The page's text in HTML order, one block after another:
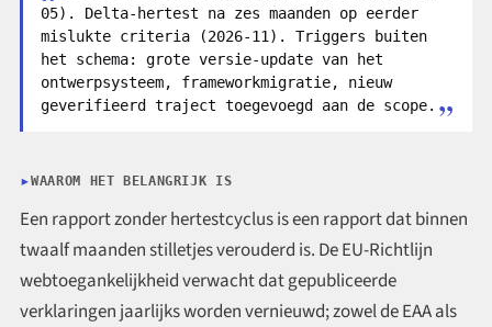
05). Delta-hertest na zes maanden op eerder
mislukte criteria (2026-11). Triggers buiten
het schema: grote versie-update van het
ontwerpsysteem, frameworkmigratie, nieuw
geverifieerd traject toegevoegd aan de scope.
WAAROM HET BELANGRIJK IS
Een rapport zonder hertestcyclus is een rapport dat binnen
twaalf maanden stilletjes verouderd is. De EU-Richtlijn
webtoegankelijkheid verwacht dat gepubliceerde
verklaringen jaarlijks worden vernieuwd; zowel de EAA als